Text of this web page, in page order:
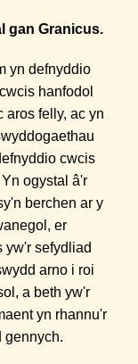
gan Granicus.
yn defnyddio
hanfodol
aros felly, ac yn
cwcis
ogystal â'r
berchen ar y
er
yw'r sefydliad
arno i roi
a beth yw'r
yn rhannu'r
gennych.